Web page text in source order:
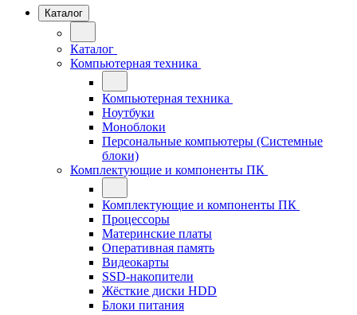
Каталог
Каталог
Компьютерная техника
Компьютерная техника
Ноутбуки
Моноблоки
Персональные компьютеры (Системные
блоки)
Комплектующие и компоненты ПК
Комплектующие и компоненты ПК
Процессоры
Материнские платы
Оперативная память
Видеокарты
SSD-накопители
Жёсткие диски HDD
Блоки питания